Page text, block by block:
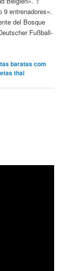
9 entrenadores».
del Bosque
Fußball-
baratas com
thai